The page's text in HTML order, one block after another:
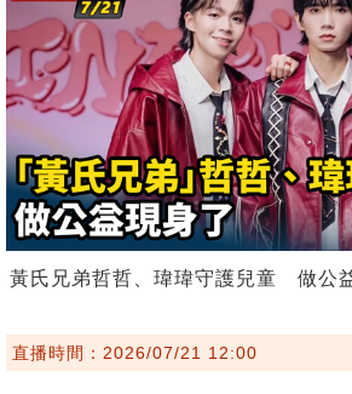
黃氏兄弟哲哲、瑋瑋守護兒童 做公
直播時間：2026/07/21 12:00